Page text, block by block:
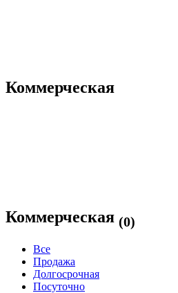
Коммерческая
Коммерческая (0)
Все
Продажа
Долгосрочная
Посуточно